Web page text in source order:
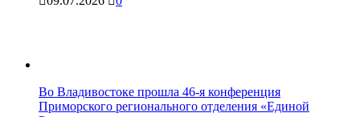
Во Владивостоке прошла 46-я конференция
Приморского регионального отделения «Единой